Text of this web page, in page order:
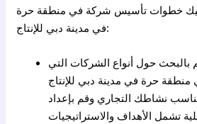
إليك خطوات تأسيس شركة في منطقة حرة
في مدينة دبي للإنتاج:
بالبحث حول أنواع الشركات التي
حرة في مدينة دبي للإنتاج
نشاطك التجاري وقم بإعداد
تشمل الأهداف والاستراتيجيات